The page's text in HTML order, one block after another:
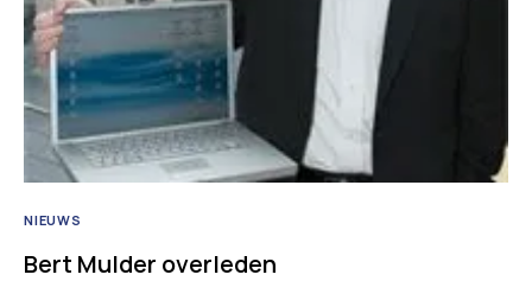
NIEUWS
Bert Mulder overleden